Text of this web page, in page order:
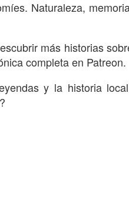
Naturaleza,
más historias
completa en Patreon.
y la historia
bajo presión»,
partido en el que